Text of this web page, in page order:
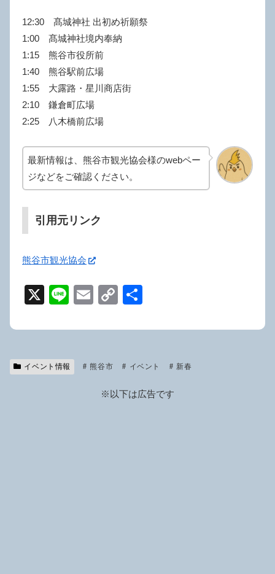
12:30 髙城神社 出初め祈願祭
1:00 髙城神社境内奉納
1:15 熊谷市役所前
1:40 熊谷駅前広場
1:55 大露路・星川商店街
2:10 鎌倉町広場
2:25 八木橋前広場
最新情報は、熊谷市観光協会様のwebペー
ジなどをご確認ください。
引用元リンク
熊谷市観光協会
X
Li
e
E
ail
C
p
Li
n
イベント情報 熊谷市 イベント 新春
※以下は広告です